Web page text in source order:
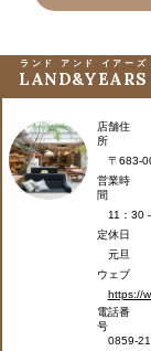
LAND&YEARS
ランド アンド イアーズ
店舗住
所
〒683-
営業時
間
11：30
定休日
元旦
ウェブ
https://
電話番
号
0859-